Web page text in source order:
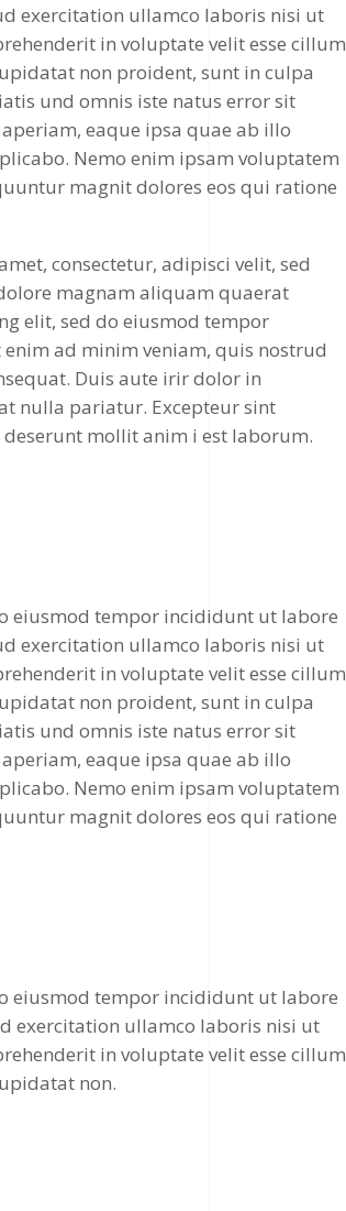
exercitation ullamco laboris nisi ut
in voluptate velit esse cillum
non proident, sunt in culpa
und omnis iste natus error sit
eaque ipsa quae ab illo
Nemo enim ipsam voluptatem
magnit dolores eos qui ratione
consectetur, adipisci velit, sed
magnam aliquam quaerat
elit, sed do eiusmod tempor
ad minim veniam, quis nostrud
Duis aute irir dolor in
nulla pariatur. Excepteur sint
mollit anim i est laborum.
eiusmod tempor incididunt ut labore
exercitation ullamco laboris nisi ut
in voluptate velit esse cillum
non proident, sunt in culpa
und omnis iste natus error sit
eaque ipsa quae ab illo
Nemo enim ipsam voluptatem
magnit dolores eos qui ratione
eiusmod tempor incididunt ut labore
exercitation ullamco laboris nisi ut
in voluptate velit esse cillum
non.